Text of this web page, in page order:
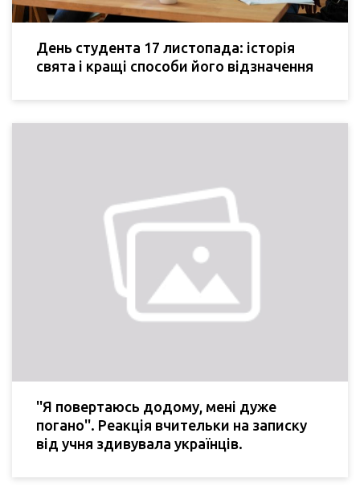
День студента 17 листопада: історія
свята і кращі способи його відзначення
''Я повертаюсь додому, мені дуже
погано''. Реакція вчительки на записку
від учня здивувала українців.